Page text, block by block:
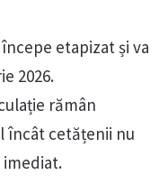
etapizat și va
2026.
rămân
încât cetățenii nu